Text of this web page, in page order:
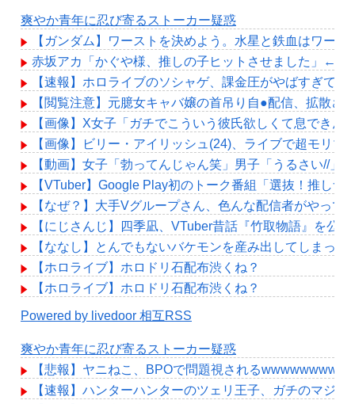
爽やか青年に忍び寄るストーカー疑惑
【ガンダム】ワーストを決めよう。水星と鉄血はワー
赤坂アカ「かぐや様、推しの子ヒットさせました」←こ
【速報】ホロライブのソシャゲ、課金圧がやばすぎて
【閲覧注意】元臆女キャバ嬢の首吊り自●配信、拡散さ
【画像】X女子「ガチでこういう彼氏欲しくて息できん
【画像】ビリー・アイリッシュ(24)、ライブで超モリ
【動画】女子「勃ってんじゃん笑」男子「うるさい//
【VTuber】Google Play初のトーク番組「選抜！推し
【なぜ？】大手Vグループさん、色んな配信者がやっ
【にじさんじ】四季凪、VTuber昔話『竹取物語』を公
【ななし】とんでもないバケモンを産み出してしまっ
【ホロライブ】ホロドリ石配布渋くね？
【ホロライブ】ホロドリ石配布渋くね？
Powered by livedoor 相互RSS
爽やか青年に忍び寄るストーカー疑惑
【悲報】ヤニねこ、BPOで問題視される
【速報】ハンターハンターのツェリ王子、ガチのマジで